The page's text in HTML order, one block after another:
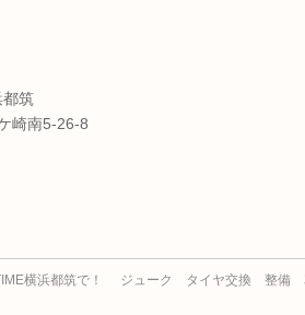
筑
崎南5-26-8
横浜都筑で！
ジューク タイヤ交換 整備